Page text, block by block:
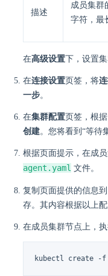
描述
成员集群
字符，最
在高级设置下，设置集
在连接设置页签，将
一步。
在集群配置页签，根
创建。您将看到“等待
根据页面提示，在成
agent.yaml 文件。
复制页面提供的信息到
存。其内容根据以上
在成员集群节点上，
kubectl create -f